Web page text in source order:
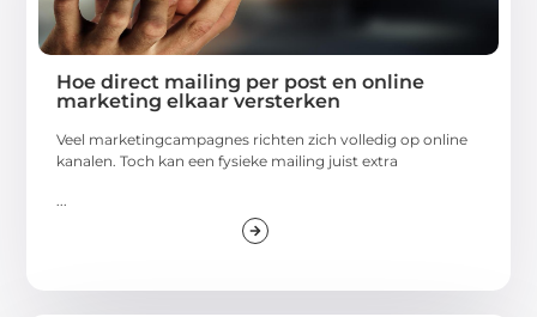
Hoe direct mailing per post en online
marketing elkaar versterken
Veel marketingcampagnes richten zich volledig op online
kanalen. Toch kan een fysieke mailing juist extra